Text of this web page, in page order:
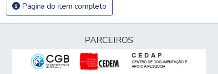
Página do item completo
PARCEIROS